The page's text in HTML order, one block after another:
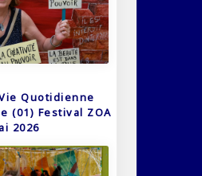
Quotidienne
(01) Festival ZOA
2026